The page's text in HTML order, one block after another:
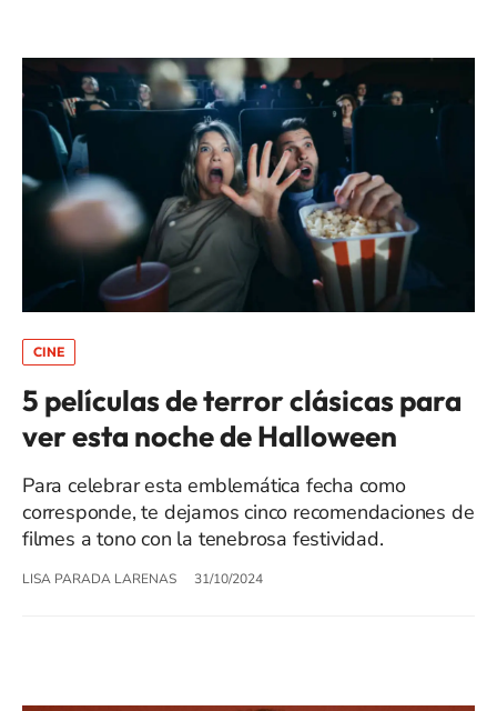
CINE
5 películas de terror clásicas para
ver esta noche de Halloween
Para celebrar esta emblemática fecha como
corresponde, te dejamos cinco recomendaciones de
filmes a tono con la tenebrosa festividad.
LISA PARADA LARENAS 31/10/2024